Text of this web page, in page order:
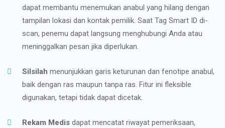
dapat membantu menemukan anabul yang hilang dengan
tampilan lokasi dan kontak pemilik. Saat Tag Smart ID di-
scan, penemu dapat langsung menghubungi Anda atau
meninggalkan pesan jika diperlukan.
Silsilah menunjukkan garis keturunan dan fenotipe anabul,
baik dengan ras maupun tanpa ras. Fitur ini fleksible
digunakan, tetapi tidak dapat dicetak.
Rekam Medis dapat mencatat riwayat pemeriksaan,